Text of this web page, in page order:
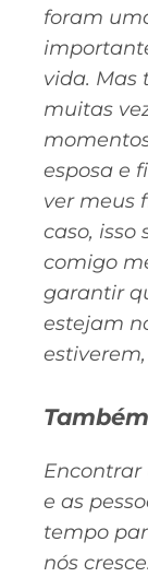
foram
vida. Mas
muitas
esposa e
ver meus
caso,
comigo
garantir
estejam
Encontrar
e as
tempo
nós